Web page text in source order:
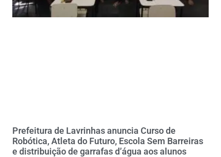
Prefeitura de Lavrinhas anuncia Curso de
Robótica, Atleta do Futuro, Escola Sem Barreiras
e distribuição de garrafas d’água aos alunos